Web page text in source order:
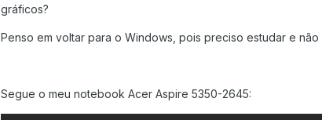
gráficos?
Penso em voltar para o Windows, pois preciso estudar e
Segue o meu notebook Acer Aspire 5350-2645: